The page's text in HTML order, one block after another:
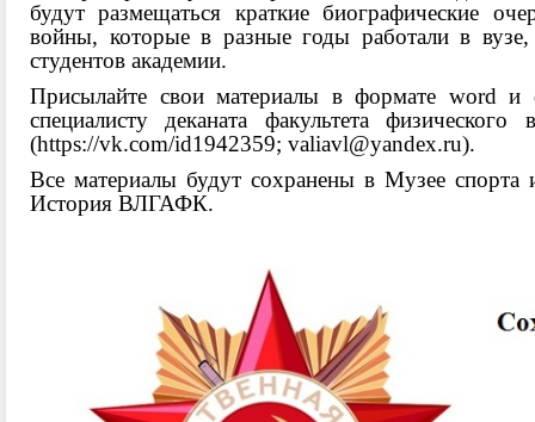
будут размещаться краткие биографические
войны, которые в разные годы работали в вузе,
студентов академии.
Присылайте свои материалы в формате word
специалисту деканата факультета
(https://vk.com/id1942359; valiavl@yandex.ru).
Все материалы будут сохранены в Музее спорта
История ВЛГАФК.